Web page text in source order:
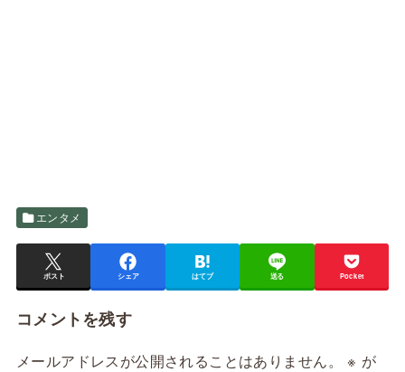
エンタメ
ポスト シェア はてブ 送る Pocket
コメントを残す
メールアドレスが公開されることはありません。 ※ が